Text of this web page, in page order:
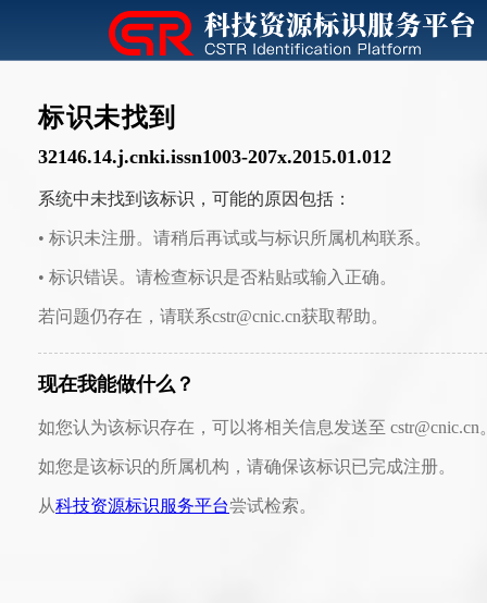
标识未找到
32146.14.j.cnki.issn1003-207x.2015.01.012
系统中未找到该标识，可能的原因包括：
• 标识未注册。请稍后再试或与标识所属机构联系。
• 标识错误。请检查标识是否粘贴或输入正确。
若问题仍存在，请联系cstr@cnic.cn获取帮助。
现在我能做什么？
如您认为该标识存在，可以将相关信息发送至 cstr@cnic.cn
如您是该标识的所属机构，请确保该标识已完成注册。
从科技资源标识服务平台尝试检索。